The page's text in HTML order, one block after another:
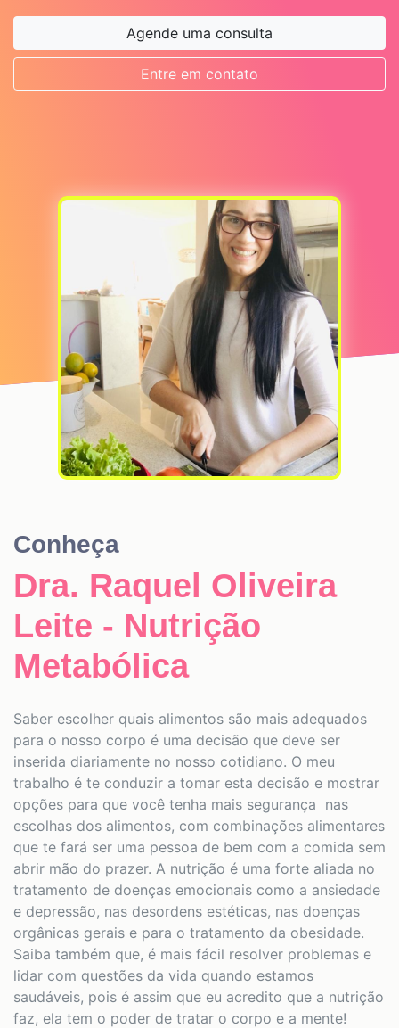
Agende uma consulta
Entre em contato
Conheça
Dra. Raquel Oliveira
Leite - Nutrição
Metabólica
Saber escolher quais alimentos são mais adequados
para o nosso corpo é uma decisão que deve ser
inserida diariamente no nosso cotidiano. O meu
trabalho é te conduzir a tomar esta decisão e mostrar
opções para que você tenha mais segurança nas
escolhas dos alimentos, com combinações alimentares
que te fará ser uma pessoa de bem com a comida sem
abrir mão do prazer. A nutrição é uma forte aliada no
tratamento de doenças emocionais como a ansiedade
e depressão, nas desordens estéticas, nas doenças
orgânicas gerais e para o tratamento da obesidade.
Saiba também que, é mais fácil resolver problemas e
lidar com questões da vida quando estamos
saudáveis, pois é assim que eu acredito que a nutrição
faz, ela tem o poder de tratar o corpo e a mente!